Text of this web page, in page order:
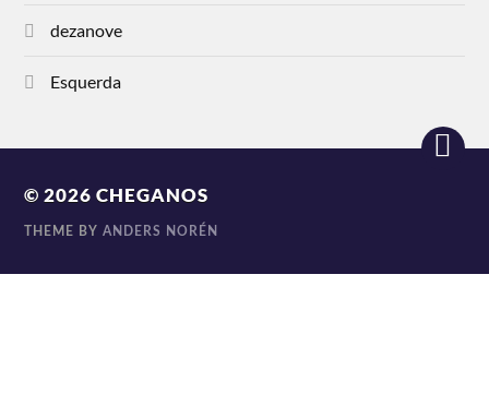
dezanove
Esquerda
© 2026CHEGANOS
THEME BYANDERS NORÉN